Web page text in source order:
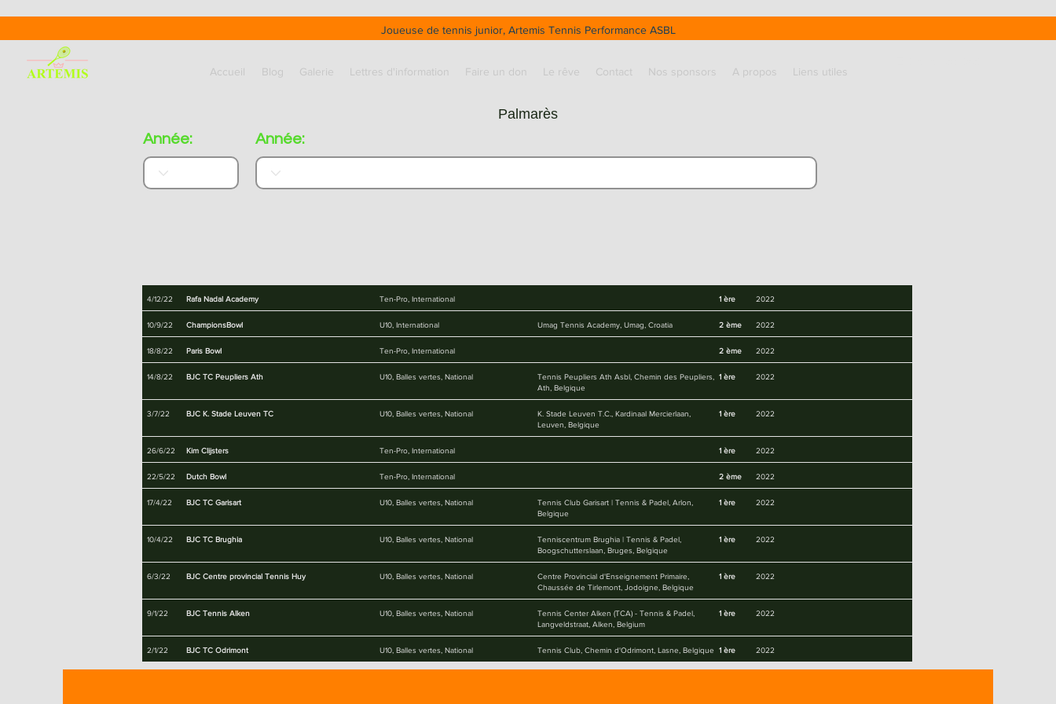
Accueil Blog Galerie Lettres d'information Faire un don Le rêve Contact Nos sponsors A propos Liens utiles
Joueuse de tennis junior, Artemis Tennis Performance ASBL
Palmarès
Année:
Année:
4/12/22 Rafa Nadal Academy Ten-Pro, International 1 ère 2022
10/9/22 ChampionsBowl U10, International Umag Tennis Academy, Umag, Croatia 2 ème 2022
18/8/22 Paris Bowl Ten-Pro, International 2 ème 2022
14/8/22 BJC TC Peupliers Ath U10, Balles vertes, National
Tennis Peupliers Ath Asbl, Chemin des Peupliers,
Ath, Belgique
1 ère 2022
3/7/22 BJC K. Stade Leuven TC U10, Balles vertes, National
K. Stade Leuven T.C., Kardinaal Mercierlaan,
Leuven, Belgique
1 ère 2022
26/6/22 Kim Clijsters Ten-Pro, International 1 ère 2022
22/5/22 Dutch Bowl Ten-Pro, International 2 ème 2022
17/4/22 BJC TC Garisart U10, Balles vertes, National
Tennis Club Garisart | Tennis & Padel, Arlon,
Belgique
1 ère 2022
10/4/22 BJC TC Brughia U10, Balles vertes, National
Tenniscentrum Brughia | Tennis & Padel,
Boogschutterslaan, Bruges, Belgique
1 ère 2022
6/3/22 BJC Centre provincial Tennis Huy U10, Balles vertes, National
Centre Provincial d'Enseignement Primaire,
Chaussée de Tirlemont, Jodoigne, Belgique
1 ère 2022
9/1/22 BJC Tennis Alken U10, Balles vertes, National
Tennis Center Alken (TCA) - Tennis & Padel,
Langveldstraat, Alken, Belgium
1 ère 2022
2/1/22 BJC TC Odrimont U10, Balles vertes, National Tennis Club, Chemin d'Odrimont, Lasne, Belgique 1 ère 2022